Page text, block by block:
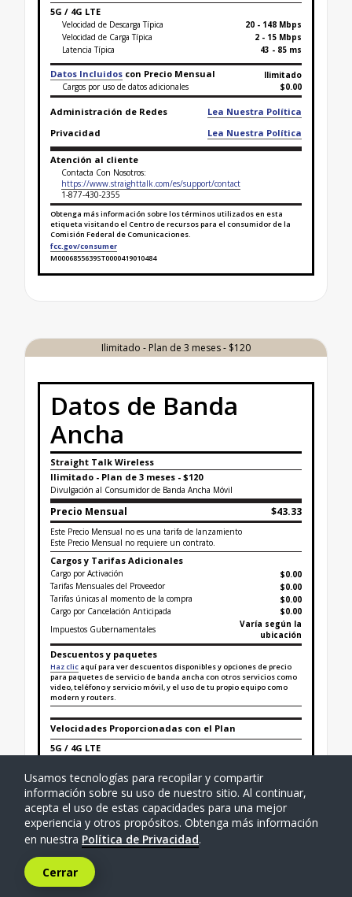
5G / 4G LTE
Velocidad de Descarga Típica
20 - 148 Mbps
Velocidad de Carga Típica
2 - 15 Mbps
Latencia Típica
43 - 85 ms
Datos Incluidos con Precio Mensual
Ilimitado
Cargos por uso de datos adicionales
$0.00
Administración de Redes
Lea Nuestra Política
Privacidad
Lea Nuestra Política
Atención al cliente
Contacta Con Nosotros:
https://www.straighttalk.com/es/support/contact
1-877-430-2355
Obtenga más información sobre los términos utilizados en esta
etiqueta visitando el Centro de recursos para el consumidor de la
Comisión Federal de Comunicaciones.
fcc.gov/consumer
M0006855639ST0000419010484
Finaliza la etiqueta de datos sobre banda ancha
Ilimitado - Plan de 3 meses - $120
Datos de Banda
Ancha
Straight Talk Wireless
Ilimitado - Plan de 3 meses - $120
Divulgación al Consumidor de Banda Ancha Móvil
Precio Mensual $43.33
Este Precio Mensual no es una tarifa de lanzamiento
Este Precio Mensual no requiere un contrato.
Cargos y Tarifas Adicionales
Cargo por Activación
$0.00
Tarifas Mensuales del Proveedor
$0.00
Tarifas únicas al momento de la compra
$0.00
Cargo por Cancelación Anticipada
$0.00
Impuestos Gubernamentales
Varía según la
ubicación
Descuentos y paquetes
Haz clic aquí para ver descuentos disponibles y opciones de precio
para paquetes de servicio de banda ancha con otros servicios como
video, teléfono y servicio móvil, y el uso de tu propio equipo como
modern y routers.
Velocidades Proporcionadas con el Plan
5G / 4G LTE
Velocidad de Carga Típica
2 - 15 Mbps
Latencia Típica
Datos Incluidoscon Precio Mensual
Ilimitado
Cargos por uso de datos adicionales
$0.00
Administración de Redes
Privacidad
Usamos tecnologías para recopilar y compartir
información sobre su uso de nuestro sitio. Al continuar,
acepta el uso de estas capacidades para una mejor
experiencia y otros propósitos. Obtenga más información
en nuestra Política de Privacidad.
Cerrar